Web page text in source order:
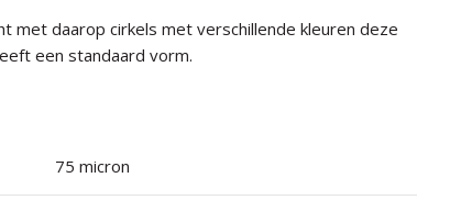
met daarop cirkels met verschillende kleuren deze
een standaard vorm.
75 micron